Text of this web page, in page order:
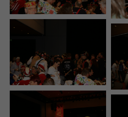
Donec quam felis, ultricies nec.